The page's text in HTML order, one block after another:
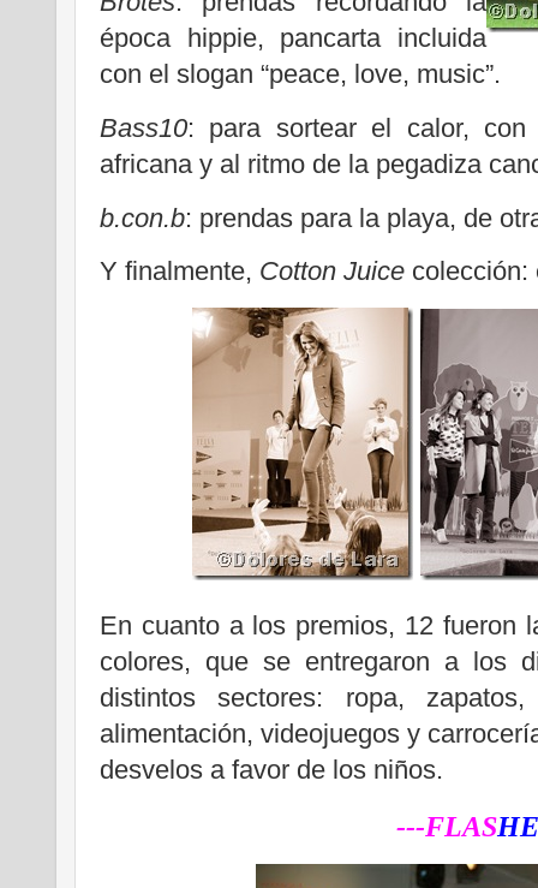
época hippie, pancarta incluida
con el slogan “peace, love, music”.
Bass10: para sortear el calor, con
africana y al ritmo de la pegadiza
b.con.b: prendas para la playa, de
Y finalmente, Cotton Juice colección:
En cuanto a los premios, 12 fueron
colores, que se entregaron a los
distintos sectores: ropa,
alimentación, videojuegos y
desvelos a favor de los niños.
---FLAS